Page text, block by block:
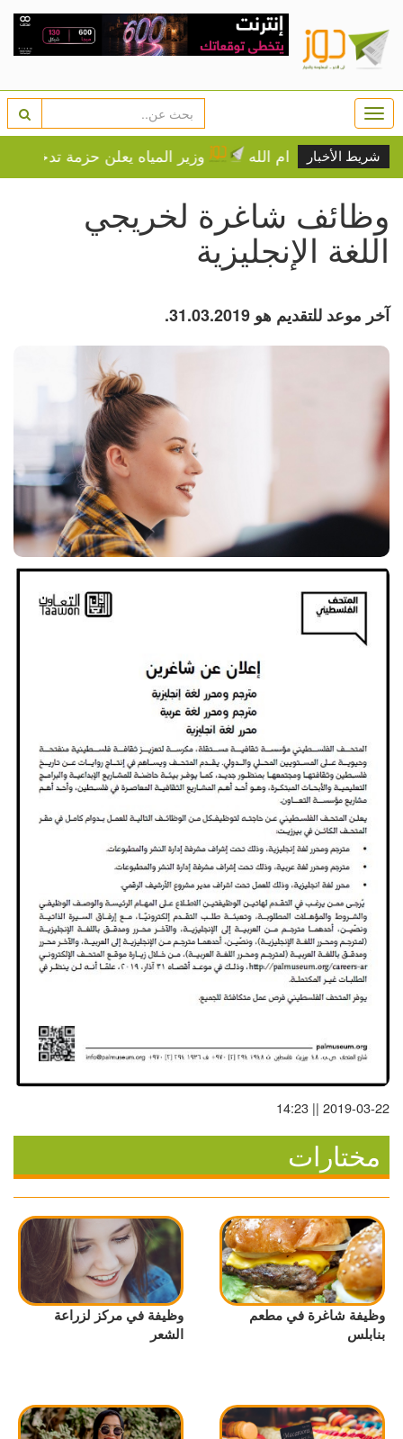
شريط الأخبار وزير المياه يعلن حزمة تدخلات عاجلة لتأمين المياه
وظائف شاغرة لخريجي
اللغة الإنجليزية
آخر موعد للتقديم هو 31.03.2019.
2019-03-22 || 14:23
مختارات
وظيفة شاغرة في مطعم
بنابلس
وظيفة في مركز لزراعة
الشعر